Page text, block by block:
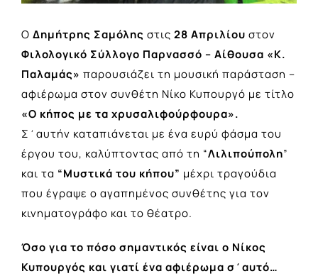
Ο Δημήτρης Σαμόλης στις 28 Απριλίου στον
Φιλολογικό Σύλλογο Παρνασσό – Αίθουσα «Κ.
Παλαμάς» παρουσιάζει τη μουσική παράσταση –
αφιέρωμα στον συνθέτη Νίκο Κυπουργό με τίτλο
«Ο κήπος με τα χρυσαλιφούρφουρα».
Σ΄αυτήν καταπιάνεται με ένα ευρύ φάσμα του
έργου του, καλύπτοντας από τη “Λιλιπούπολη”
και τα “Μυστικά του κήπου” μέχρι τραγούδια
που έγραψε o αγαπημένος συνθέτης για τον
κινηματογράφο και το θέατρο.
Όσο για το πόσο σημαντικός είναι ο Νίκος
Κυπουργός και γιατί ένα αφιέρωμα σ΄αυτό…